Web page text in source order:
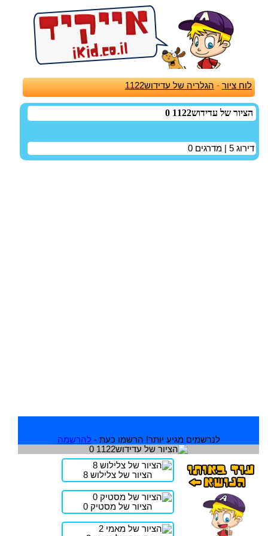
לוח ציור - הגלריה של עדידוש1122
הציור של עדידוש1122 0
דירוג 5 | מדרגים 0
לנרשמים מגיע יותר! הרשמו כעת - להרשמה
הציור של צלילוש 8
הציור של מסטיק 0